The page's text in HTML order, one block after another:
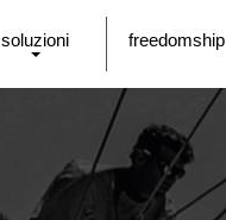
soluzioni freedomship